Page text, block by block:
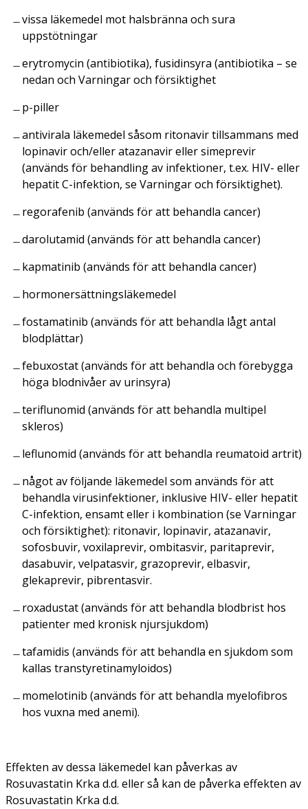
vissa läkemedel mot halsbränna och sura
uppstötningar
erytromycin (antibiotika), fusidinsyra (antibiotika – se
nedan och Varningar och försiktighet
p-piller
antivirala läkemedel såsom ritonavir tillsammans med
lopinavir och/eller atazanavir eller simeprevir
(används för behandling av infektioner, t.ex. HIV- eller
hepatit C-infektion, se Varningar och försiktighet).
regorafenib (används för att behandla cancer)
darolutamid (används för att behandla cancer)
kapmatinib (används för att behandla cancer)
hormonersättningsläkemedel
fostamatinib (används för att behandla lågt antal
blodplättar)
febuxostat (används för att behandla och förebygga
höga blodnivåer av urinsyra)
teriflunomid (används för att behandla multipel
skleros)
leflunomid (används för att behandla reumatoid artrit)
något av följande läkemedel som används för att
behandla virusinfektioner, inklusive HIV- eller hepatit
C-infektion, ensamt eller i kombination (se Varningar
och försiktighet): ritonavir, lopinavir, atazanavir,
sofosbuvir, voxilaprevir, ombitasvir, paritaprevir,
dasabuvir, velpatasvir, grazoprevir, elbasvir,
glekaprevir, pibrentasvir.
roxadustat (används för att behandla blodbrist hos
patienter med kronisk njursjukdom)
tafamidis (används för att behandla en sjukdom som
kallas transtyretinamyloidos)
momelotinib (används för att behandla myelofibros
hos vuxna med anemi).
Effekten av dessa läkemedel kan påverkas av
Rosuvastatin Krka d.d. eller så kan de påverka effekten av
Rosuvastatin Krka d.d.